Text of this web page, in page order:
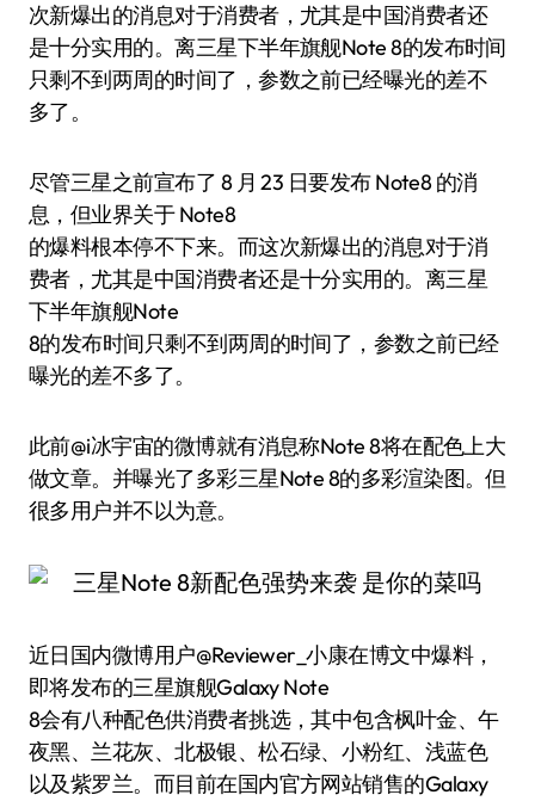
次新爆出的消息对于消费者，尤其是中国消费者还
是十分实用的。离三星下半年旗舰Note 8的发布时间
只剩不到两周的时间了，参数之前已经曝光的差不
多了。
尽管三星之前宣布了 8 月 23 日要发布 Note8 的消
息，但业界关于 Note8
的爆料根本停不下来。而这次新爆出的消息对于消
费者，尤其是中国消费者还是十分实用的。离三星
下半年旗舰Note
8的发布时间只剩不到两周的时间了，参数之前已经
曝光的差不多了。
此前@i冰宇宙的微博就有消息称Note 8将在配色上大
做文章。并曝光了多彩三星Note 8的多彩渲染图。但
很多用户并不以为意。
近日国内微博用户@Reviewer_小康在博文中爆料，
即将发布的三星旗舰Galaxy Note
8会有八种配色供消费者挑选，其中包含枫叶金、午
夜黑、兰花灰、北极银、松石绿、小粉红、浅蓝色
以及紫罗兰。而目前在国内官方网站销售的Galaxy